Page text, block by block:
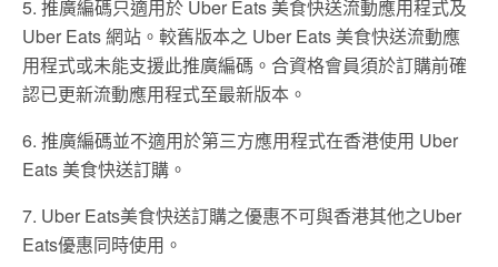
5. 推廣編碼只適用於 Uber Eats 美食快送流動應用程式及
Uber Eats 網站。較舊版本之 Uber Eats 美食快送流動應
用程式或未能支援此推廣編碼。合資格會員須於訂購前確
認已更新流動應用程式至最新版本。
6. 推廣編碼並不適用於第三方應用程式在香港使用 Uber
Eats 美食快送訂購。
7. Uber Eats美食快送訂購之優惠不可與香港其他之Uber
Eats優惠同時使用。